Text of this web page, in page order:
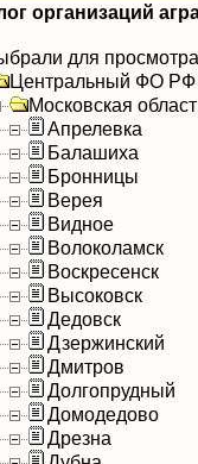
организаций
для
Центральный ФО РФ
Московская
Апрелевка
Балашиха
Бронницы
Верея
Видное
Волоколамск
Воскресенск
Высоковск
Дедовск
Дзержинский
Дмитров
Долгопрудный
Домодедово
Дрезна